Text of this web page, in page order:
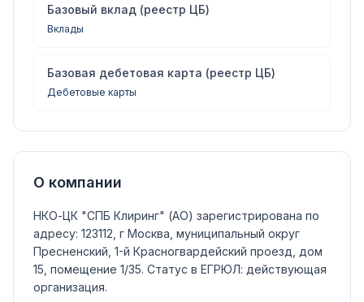
Базовый вклад (реестр ЦБ)
Вклады
Базовая дебетовая карта (реестр ЦБ)
Дебетовые карты
О компании
НКО-ЦК "СПБ Клиринг" (АО) зарегистрирована по
адресу: 123112, г Москва, муниципальный округ
Пресненский, 1-й Красногвардейский проезд, дом
15, помещение 1/35. Статус в ЕГРЮЛ: действующая
организация.